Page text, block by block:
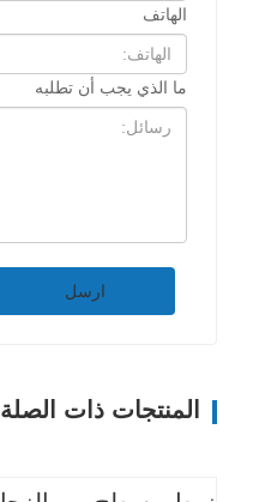
الهاتف
ما الذي يجب أن تطلبه
ارسل
المنتجات ذات الصلة